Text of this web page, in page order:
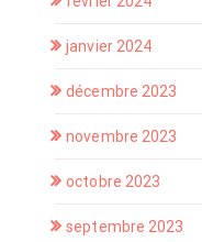
janvier 2024
décembre 2023
novembre 2023
octobre 2023
septembre 2023